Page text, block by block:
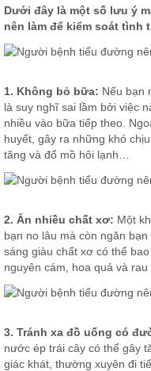
Dưới đây là một số lưu ý
nên làm để kiểm soát tình
1. Không bỏ bữa: Nếu bạn
là suy nghĩ sai lầm bởi việc
nhiều vào bữa tiếp theo.
huyết, gây ra những khó
tăng và đổ mồ hôi lạnh…
2. Ăn nhiều chất xơ: Một
bạn no lâu mà còn ngăn
sáng giàu chất xơ có thể
nguyên cám, hoa quả và rau
3. Tránh xa đồ uống có
nước ép trái cây có thể gây
giác khát, thường xuyên đi